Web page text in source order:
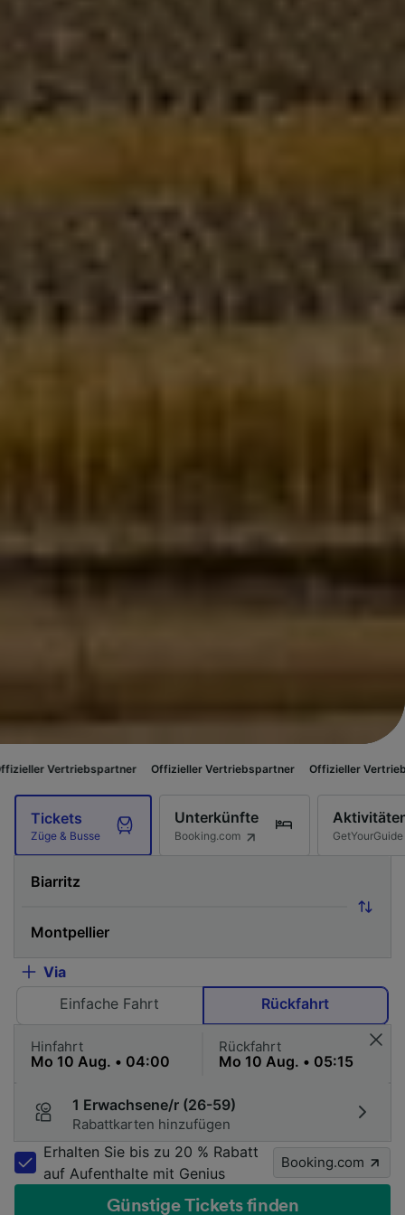
Offizieller Vertriebspartner Offizieller Vertriebspartner
Tickets
Züge & Busse
Unterkünfte
Booking.com GetYourGuide
Via
Einfache Fahrt
Rückfahrt
Hinfahrt Rückfahrt
1 Erwachsene/r (26-59)
Rabattkarten hinzufügen
Erhalten Sie bis zu 20 % Rabatt
auf Aufenthalte mit Genius
Booking.com
Günstige Tickets finden